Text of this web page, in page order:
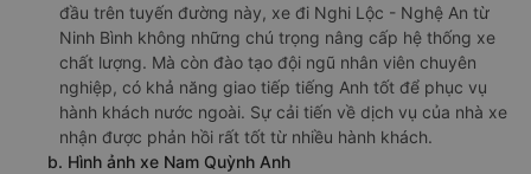
đầu trên tuyến đường này, xe đi Nghi Lộc - Nghệ An từ
Ninh Bình không những chú trọng nâng cấp hệ thống xe
chất lượng. Mà còn đào tạo đội ngũ nhân viên chuyên
nghiệp, có khả năng giao tiếp tiếng Anh tốt để phục vụ
hành khách nước ngoài. Sự cải tiến về dịch vụ của nhà xe
nhận được phản hồi rất tốt từ nhiều hành khách.
b. Hình ảnh xe Nam Quỳnh Anh